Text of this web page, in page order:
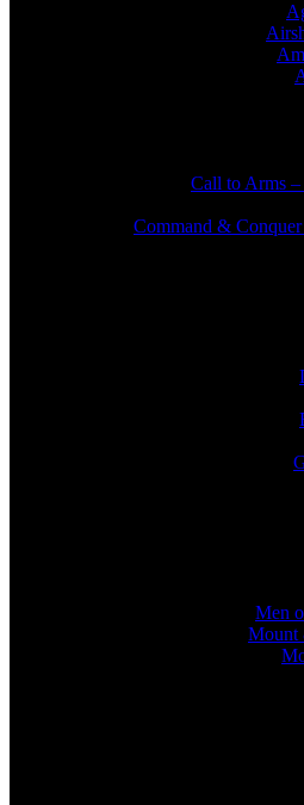
Call to Arms
Command &
Men
Mount